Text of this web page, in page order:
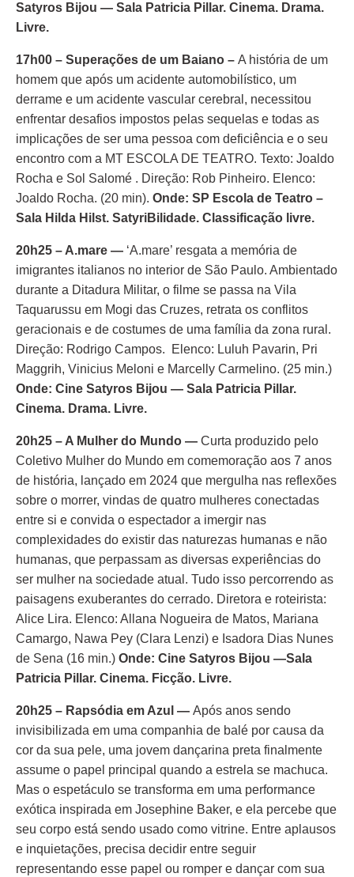
Satyros Bijou — Sala Patricia Pillar. Cinema. Drama.
Livre.
17h00 – Superações de um Baiano – A história de um
homem que após um acidente automobilístico, um
derrame e um acidente vascular cerebral, necessitou
enfrentar desafios impostos pelas sequelas e todas as
implicações de ser uma pessoa com deficiência e o seu
encontro com a MT ESCOLA DE TEATRO. Texto: Joaldo
Rocha e Sol Salomé . Direção: Rob Pinheiro. Elenco:
Joaldo Rocha. (20 min). Onde: SP Escola de Teatro –
Sala Hilda Hilst. SatyriBilidade. Classificação livre.
20h25 – A.mare — ‘A.mare’ resgata a memória de
imigrantes italianos no interior de São Paulo. Ambientado
durante a Ditadura Militar, o filme se passa na Vila
Taquarussu em Mogi das Cruzes, retrata os conflitos
geracionais e de costumes de uma família da zona rural.
Direção: Rodrigo Campos. Elenco: Luluh Pavarin, Pri
Maggrih, Vinicius Meloni e Marcelly Carmelino. (25 min.)
Onde: Cine Satyros Bijou — Sala Patricia Pillar.
Cinema. Drama. Livre.
20h25 – A Mulher do Mundo — Curta produzido pelo
Coletivo Mulher do Mundo em comemoração aos 7 anos
de história, lançado em 2024 que mergulha nas reflexões
sobre o morrer, vindas de quatro mulheres conectadas
entre si e convida o espectador a imergir nas
complexidades do existir das naturezas humanas e não
humanas, que perpassam as diversas experiências do
ser mulher na sociedade atual. Tudo isso percorrendo as
paisagens exuberantes do cerrado. Diretora e roteirista:
Alice Lira. Elenco: Allana Nogueira de Matos, Mariana
Camargo, Nawa Pey (Clara Lenzi) e Isadora Dias Nunes
de Sena (16 min.) Onde: Cine Satyros Bijou —Sala
Patricia Pillar. Cinema. Ficção. Livre.
20h25 – Rapsódia em Azul — Após anos sendo
invisibilizada em uma companhia de balé por causa da
cor da sua pele, uma jovem dançarina preta finalmente
assume o papel principal quando a estrela se machuca.
Mas o espetáculo se transforma em uma performance
exótica inspirada em Josephine Baker, e ela percebe que
seu corpo está sendo usado como vitrine. Entre aplausos
e inquietações, precisa decidir entre seguir
representando esse papel ou romper e dançar com sua